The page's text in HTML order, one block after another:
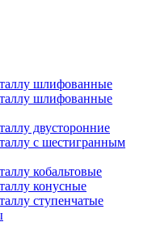
шлифованные
шлифованные
двусторонние
с шестигранным
кобальтовые
конусные
ступенчатые